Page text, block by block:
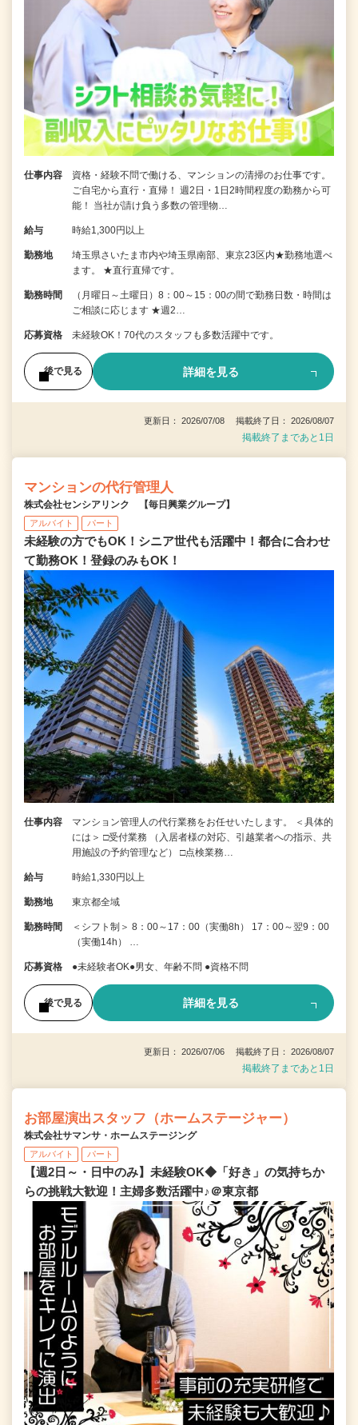
仕事内容
資格・経験不問で働ける、マンションの清掃のお仕事です。
ご自宅から直行・直帰！ 週2日・1日2時間程度の勤務から可
能！ 当社が請け負う多数の管理物…
給与 時給1,300円以上
勤務地
埼玉県さいたま市内や埼玉県南部、東京23区内★勤務地選べ
ます。 ★直行直帰です。
勤務時間
（月曜日～土曜日）8：00～15：00の間で勤務日数・時間は
ご相談に応じます ★週2…
応募資格 未経験OK！70代のスタッフも多数活躍中です。
後で見る 詳細を見る
更新日： 2026/07/08 掲載終了日： 2026/08/07
掲載終了まであと1日
マンションの代行管理人
株式会社センシアリンク 【毎日興業グループ】
アルバイト パート
未経験の方でもOK！シニア世代も活躍中！都合に合わせ
て勤務OK！登録のみもOK！
仕事内容
マンション管理人の代行業務をお任せいたします。 ＜具体的
には＞ □受付業務 （入居者様の対応、引越業者への指示、共
用施設の予約管理など） □点検業務…
給与 時給1,330円以上
勤務地 東京都全域
勤務時間
＜シフト制＞ 8：00～17：00（実働8h） 17：00～翌9：00
（実働14h） …
応募資格 ●未経験者OK●男女、年齢不問 ●資格不問
後で見る 詳細を見る
更新日： 2026/07/06 掲載終了日： 2026/08/07
掲載終了まであと1日
お部屋演出スタッフ（ホームステージャー）
株式会社サマンサ・ホームステージング
アルバイト パート
【週2日～・日中のみ】未経験OK◆「好き」の気持ちか
らの挑戦大歓迎！主婦多数活躍中♪＠東京都